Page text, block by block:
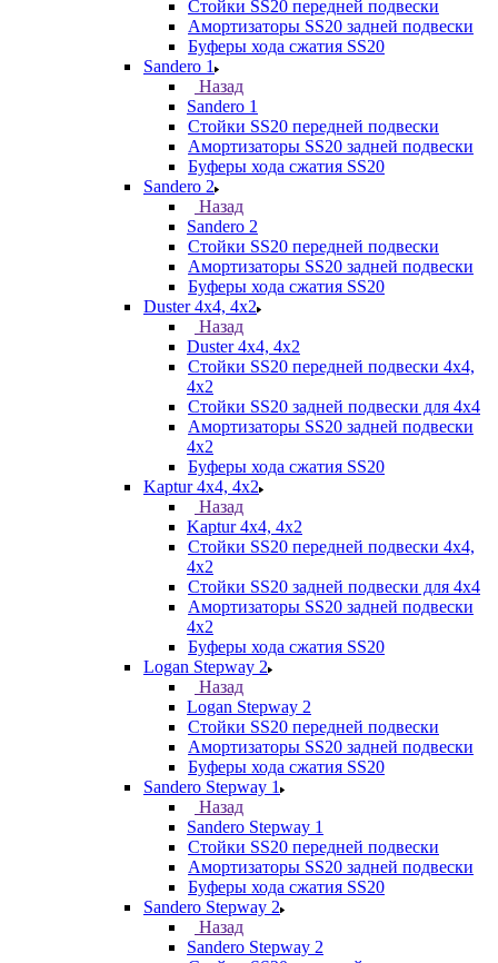
Стойки SS20 передней подвески
Амортизаторы SS20 задней подвески
Буферы хода сжатия SS20
Sandero 1
Назад
Sandero 1
Стойки SS20 передней подвески
Амортизаторы SS20 задней подвески
Буферы хода сжатия SS20
Sandero 2
Назад
Sandero 2
Стойки SS20 передней подвески
Амортизаторы SS20 задней подвески
Буферы хода сжатия SS20
Duster 4х4, 4x2
Назад
Duster 4х4, 4x2
Стойки SS20 передней подвески 4х4,
4x2
Стойки SS20 задней подвески для 4х4
Амортизаторы SS20 задней подвески
4х2
Буферы хода сжатия SS20
Kaptur 4х4, 4х2
Назад
Kaptur 4х4, 4х2
Стойки SS20 передней подвески 4х4,
4x2
Стойки SS20 задней подвески для 4х4
Амортизаторы SS20 задней подвески
4х2
Буферы хода сжатия SS20
Logan Stepway 2
Назад
Logan Stepway 2
Стойки SS20 передней подвески
Амортизаторы SS20 задней подвески
Буферы хода сжатия SS20
Sandero Stepway 1
Назад
Sandero Stepway 1
Стойки SS20 передней подвески
Амортизаторы SS20 задней подвески
Буферы хода сжатия SS20
Sandero Stepway 2
Назад
Sandero Stepway 2